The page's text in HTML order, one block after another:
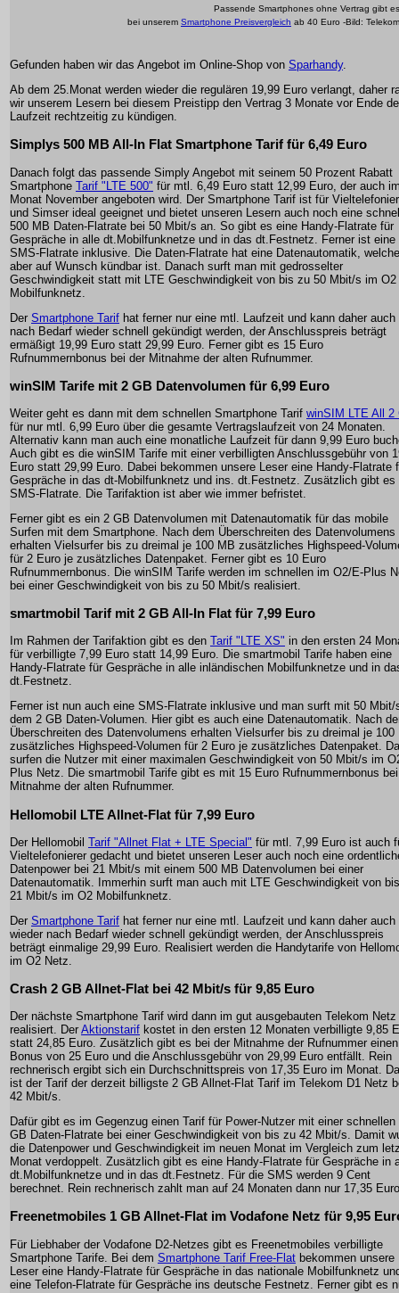
Passende Smartphones ohne Vertrag gibt es
bei unserem Smartphone Preisvergleich ab 40 Euro -Bild: Telekom
Gefunden haben wir das Angebot im Online-Shop von Sparhandy.
Ab dem 25.Monat werden wieder die regulären 19,99 Euro verlangt, daher
wir unserem Lesern bei diesem Preistipp den Vertrag 3 Monate vor Ende
Laufzeit rechtzeitig zu kündigen.
Simplys 500 MB All-In Flat Smartphone Tarif für 6,49 Euro
Danach folgt das passende Simply Angebot mit seinem 50 Prozent Rabatt
Smartphone Tarif "LTE 500" für mtl. 6,49 Euro statt 12,99 Euro, der auch
Monat November angeboten wird. Der Smartphone Tarif ist für
und Simser ideal geeignet und bietet unseren Lesern auch noch eine
500 MB Daten-Flatrate bei 50 Mbit/s an. So gibt es eine Handy-Flatrate für
Gespräche in alle dt.Mobilfunknetze und in das dt.Festnetz. Ferner ist eine
SMS-Flatrate inklusive. Die Daten-Flatrate hat eine Datenautomatik, welche
aber auf Wunsch kündbar ist. Danach surft man mit gedrosselter
Geschwindigkeit statt mit LTE Geschwindigkeit von bis zu 50 Mbit/s im O2
Mobilfunknetz.
Der Smartphone Tarif hat ferner nur eine mtl. Laufzeit und kann daher auch
nach Bedarf wieder schnell gekündigt werden, der Anschlusspreis beträgt
ermäßigt 19,99 Euro statt 29,99 Euro. Ferner gibt es 15 Euro
Rufnummernbonus bei der Mitnahme der alten Rufnummer.
winSIM Tarife mit 2 GB Datenvolumen für 6,99 Euro
Weiter geht es dann mit dem schnellen Smartphone Tarif winSIM LTE All 2
für nur mtl. 6,99 Euro über die gesamte Vertragslaufzeit von 24 Monaten.
Alternativ kann man auch eine monatliche Laufzeit für dann 9,99 Euro
Auch gibt es die winSIM Tarife mit einer verbilligten Anschlussgebühr von
Euro statt 29,99 Euro. Dabei bekommen unsere Leser eine Handy-Flatrate
Gespräche in das dt-Mobilfunknetz und ins. dt.Festnetz. Zusätzlich gibt es
SMS-Flatrate. Die Tarifaktion ist aber wie immer befristet.
Ferner gibt es ein 2 GB Datenvolumen mit Datenautomatik für das mobile
Surfen mit dem Smartphone. Nach dem Überschreiten des Datenvolumens
erhalten Vielsurfer bis zu dreimal je 100 MB zusätzliches Highspeed-
für 2 Euro je zusätzliches Datenpaket. Ferner gibt es 10 Euro
Rufnummernbonus. Die winSIM Tarife werden im schnellen im O2/E-Plus
bei einer Geschwindigkeit von bis zu 50 Mbit/s realisiert.
smartmobil Tarif mit 2 GB All-In Flat für 7,99 Euro
Im Rahmen der Tarifaktion gibt es den Tarif "LTE XS" in den ersten 24
für verbilligte 7,99 Euro statt 14,99 Euro. Die smartmobil Tarife haben eine
Handy-Flatrate für Gespräche in alle inländischen Mobilfunknetze und in
dt.Festnetz.
Ferner ist nun auch eine SMS-Flatrate inklusive und man surft mit 50 Mbit/
dem 2 GB Daten-Volumen. Hier gibt es auch eine Datenautomatik. Nach
Überschreiten des Datenvolumens erhalten Vielsurfer bis zu dreimal je 100
zusätzliches Highspeed-Volumen für 2 Euro je zusätzliches Datenpaket.
surfen die Nutzer mit einer maximalen Geschwindigkeit von 50 Mbit/s im
Plus Netz. Die smartmobil Tarife gibt es mit 15 Euro Rufnummernbonus
Mitnahme der alten Rufnummer.
Hellomobil LTE Allnet-Flat für 7,99 Euro
Der Hellomobil Tarif "Allnet Flat + LTE Special" für mtl. 7,99 Euro ist auch
Vieltelefonierer gedacht und bietet unseren Leser auch noch eine
Datenpower bei 21 Mbit/s mit einem 500 MB Datenvolumen bei einer
Datenautomatik. Immerhin surft man auch mit LTE Geschwindigkeit von
21 Mbit/s im O2 Mobilfunknetz.
Der Smartphone Tarif hat ferner nur eine mtl. Laufzeit und kann daher auch
wieder nach Bedarf wieder schnell gekündigt werden, der Anschlusspreis
beträgt einmalige 29,99 Euro. Realisiert werden die Handytarife von
im O2 Netz.
Crash 2 GB Allnet-Flat bei 42 Mbit/s für 9,85 Euro
Der nächste Smartphone Tarif wird dann im gut ausgebauten Telekom Netz
realisiert. Der Aktionstarif kostet in den ersten 12 Monaten verbilligte 9,85
statt 24,85 Euro. Zusätzlich gibt es bei der Mitnahme der Rufnummer einen
Bonus von 25 Euro und die Anschlussgebühr von 29,99 Euro entfällt. Rein
rechnerisch ergibt sich ein Durchschnittspreis von 17,35 Euro im Monat.
ist der Tarif der derzeit billigste 2 GB Allnet-Flat Tarif im Telekom D1 Netz
42 Mbit/s.
Dafür gibt es im Gegenzug einen Tarif für Power-Nutzer mit einer schnellen
GB Daten-Flatrate bei einer Geschwindigkeit von bis zu 42 Mbit/s. Damit
die Datenpower und Geschwindigkeit im neuen Monat im Vergleich zum
Monat verdoppelt. Zusätzlich gibt es eine Handy-Flatrate für Gespräche in
dt.Mobilfunknetze und in das dt.Festnetz. Für die SMS werden 9 Cent
berechnet. Rein rechnerisch zahlt man auf 24 Monaten dann nur 17,35
Freenetmobiles 1 GB Allnet-Flat im Vodafone Netz für 9,95
Für Liebhaber der Vodafone D2-Netzes gibt es Freenetmobiles verbilligte
Smartphone Tarife. Bei dem Smartphone Tarif Free-Flat bekommen unsere
Leser eine Handy-Flatrate für Gespräche in das nationale Mobilfunknetz
eine Telefon-Flatrate für Gespräche ins deutsche Festnetz. Ferner gibt es